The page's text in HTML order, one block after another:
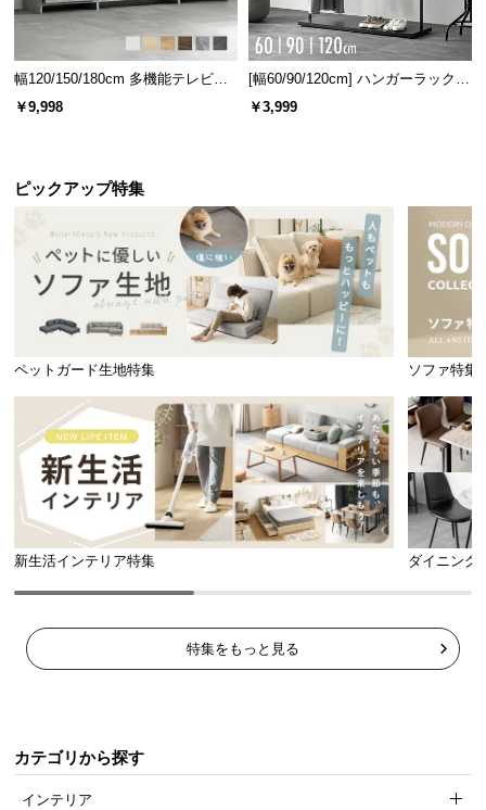
幅120/150/180cm 多機能テレビボ
ード 木目/石目調 オープン収納・
引き出し収納付き
￥9,998
[幅60/90/120cm] ハンガーラック
スチール 4段階高さ調節 サイドフ
ック オープンラック シンプル
￥3,999
ピックアップ特集
ペットガード生地特集 ソファ特集
新生活インテリア特集 ダイニング
特集をもっと見る
カテゴリから探す
インテリア